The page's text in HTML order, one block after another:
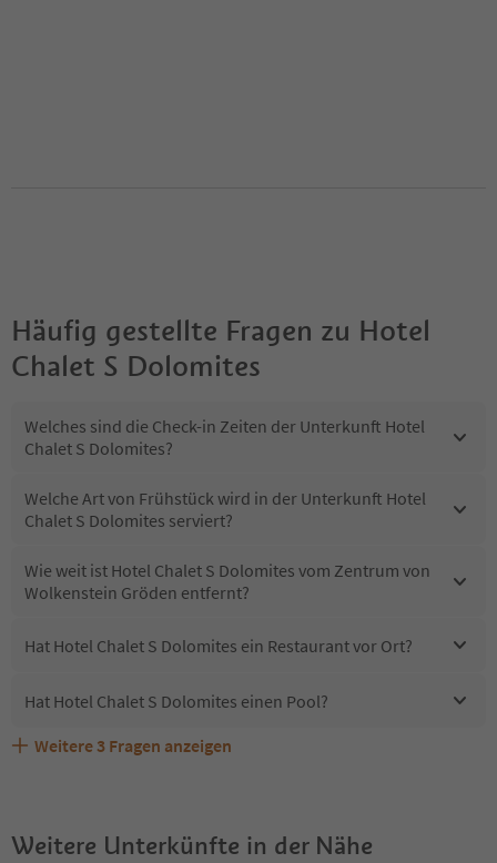
Häufig gestellte Fragen zu Hotel
Chalet S Dolomites
Welches sind die Check-in Zeiten der Unterkunft Hotel
Chalet S Dolomites?
Welche Art von Frühstück wird in der Unterkunft Hotel
Chalet S Dolomites serviert?
Wie weit ist Hotel Chalet S Dolomites vom Zentrum von
Wolkenstein Gröden entfernt?
Hat Hotel Chalet S Dolomites ein Restaurant vor Ort?
Hat Hotel Chalet S Dolomites einen Pool?
Sind Haustiere in der Unterkunft Hotel Chalet S
Welche Services bietet Hotel Chalet S Dolomites?
Erhalten die Gäste von Hotel Chalet S Dolomites einen
Weitere 3 Fragen anzeigen
Weitere Unterkünfte in der Nähe